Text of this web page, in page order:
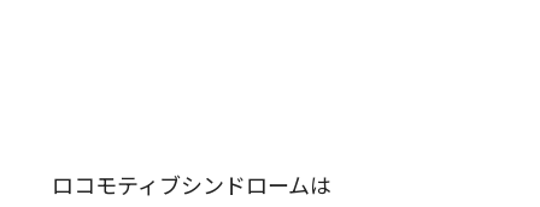
ロコモティブシンドロームは